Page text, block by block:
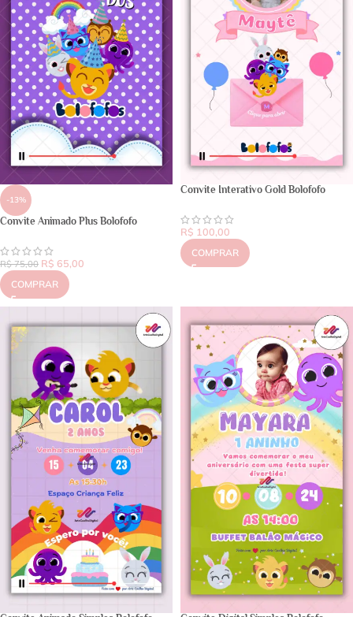
-13%
Convite Animado Plus Bolofofo
R$75,00 R$ 65,00
COMPRAR
Convite Interativo Gold Bolofofo
R$ 100,00
COMPRAR